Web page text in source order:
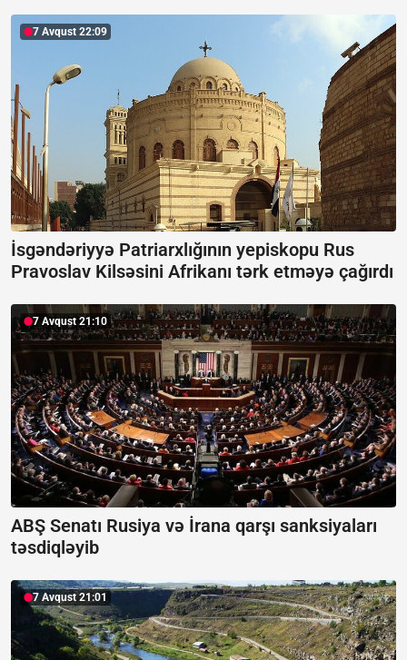
7 Avqust 22:09
İsgəndəriyyə Patriarxlığının yepiskopu Rus
Pravoslav Kilsəsini Afrikanı tərk etməyə çağırdı
7 Avqust 21:10
ABŞ Senatı Rusiya və İrana qarşı sanksiyaları
təsdiqləyib
7 Avqust 21:01